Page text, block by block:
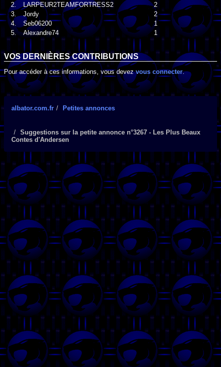
2.
LARPEUR2TEAMFORTRESS2
2
3.
Jordy
2
4.
Seb06200
1
5.
Alexandre74 1
VOS DERNIÈRES CONTRIBUTIONS
Pour accéder à ces informations, vous devezvous connecter.
albator.com.fr Petites annonces
Suggestions sur la petite annonce n°3267 - Les Plus Beaux
Contes d'Andersen